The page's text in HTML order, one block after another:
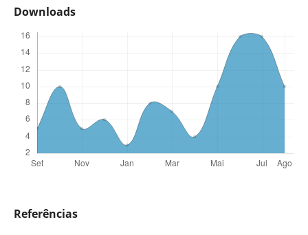
Downloads
Referências